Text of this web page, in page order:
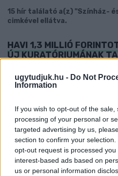
ugytudjuk.hu - Do Not
Information
If you wish to opt-out of the
processing of your personal or
targeted advertising by us,
section to confirm your
opt-out request is processed
interest-based ads based on
us or personal information
15 hír találató a(z) "Színház-
cimkével ellátva.
HAVI 1,3 MILLIÓ
ÚJ KURATÓRIUMÁNAK
A DK szerint közpénzből tartják ki
2021. március. 17. 11:37
Miért fontos az autonóm
Magyarországon? Interjú Sipos
Filmművészeti Egyetem
LEMOND A FREESZFE
DAMJANICH UTCAI